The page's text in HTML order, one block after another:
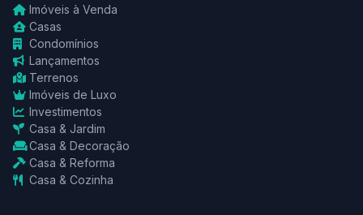
Imóveis à Venda
Casas
Condomínios
Lançamentos
Terrenos
Imóveis de Luxo
Investimentos
Casa & Jardim
Casa & Decoração
Casa & Reforma
Casa & Cozinha